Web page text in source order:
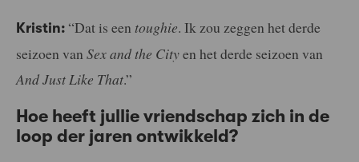
Kristin: “Dat is een toughie. Ik zou zeggen het derde
seizoen van Sex and the Cityen het derde seizoen van
And Just Like That.”
Hoe heeft jullie vriendschap zich in de
loop der jaren ontwikkeld?